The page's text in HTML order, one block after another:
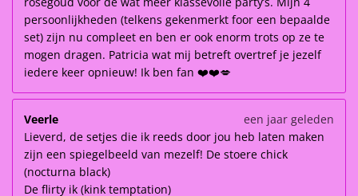
persoonlijkheden (telkens gekenmerkt foor een bepaalde
set) zijn nu compleet en ben er ook enorm trots op ze te
mogen dragen. Patricia wat mij betreft overtref je jezelf
iedere keer opnieuw! Ik ben fan ❤️❤️💋
Veerle
een jaar geleden
Lieverd, de setjes die ik reeds door jou heb laten maken
zijn een spiegelbeeld van mezelf! De stoere chick
(nocturna black)
De flirty ik (kink temptation)